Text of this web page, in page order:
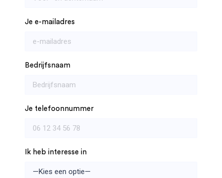
Je e-mailadres
Bedrijfsnaam
Je telefoonnummer
Ik heb interesse in